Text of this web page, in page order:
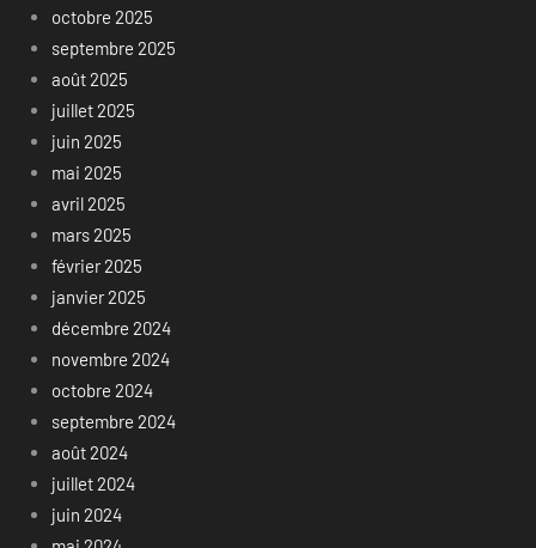
octobre 2025
septembre 2025
août 2025
juillet 2025
juin 2025
mai 2025
avril 2025
mars 2025
février 2025
janvier 2025
décembre 2024
novembre 2024
octobre 2024
septembre 2024
août 2024
juillet 2024
juin 2024